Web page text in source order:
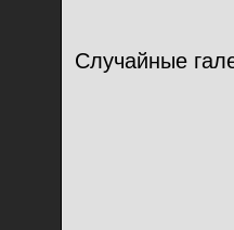
Случайные